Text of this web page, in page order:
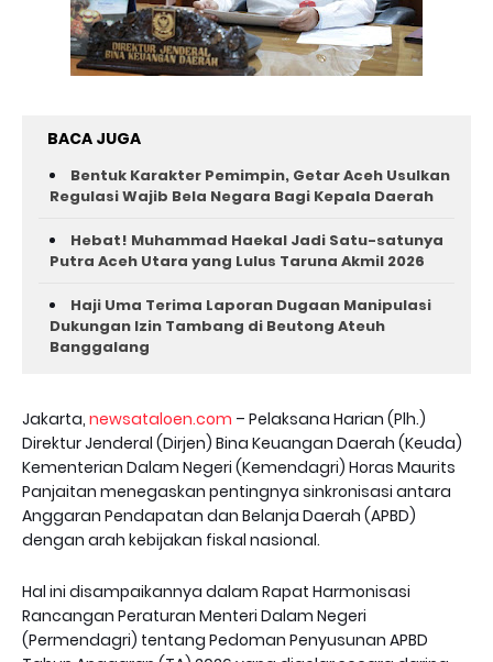
BACA JUGA
Bentuk Karakter Pemimpin, Getar Aceh Usulkan
Regulasi Wajib Bela Negara Bagi Kepala Daerah
Hebat! Muhammad Haekal Jadi Satu-satunya
Putra Aceh Utara yang Lulus Taruna Akmil 2026
Haji Uma Terima Laporan Dugaan Manipulasi
Dukungan Izin Tambang di Beutong Ateuh
Banggalang
Jakarta, newsataloen.com – Pelaksana Harian (Plh.)
Direktur Jenderal (Dirjen) Bina Keuangan Daerah (Keuda)
Kementerian Dalam Negeri (Kemendagri) Horas Maurits
Panjaitan menegaskan pentingnya sinkronisasi antara
Anggaran Pendapatan dan Belanja Daerah (APBD)
dengan arah kebijakan fiskal nasional.
Hal ini disampaikannya dalam Rapat Harmonisasi
Rancangan Peraturan Menteri Dalam Negeri
(Permendagri) tentang Pedoman Penyusunan APBD